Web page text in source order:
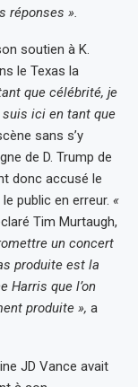
réponses ».
soutien à K.
le Texas la
que célébrité, je
ici en tant que
sans s’y
de D. Trump de
donc accusé le
public en erreur. «
Tim Murtaugh,
un concert
produite est la
Harris que l’on
produite », a
JD Vance avait